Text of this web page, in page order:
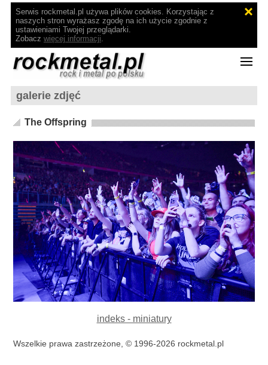
Serwis rockmetal.pl używa plików cookies. Korzystając z
naszych stron wyrażasz zgodę na ich użycie zgodnie z
ustawieniami Twojej przeglądarki.
Zobacz więcej informacji.
galerie zdjęć
The Offspring
indeks - miniatury
Wszelkie prawa zastrzeżone, © 1996-2026 rockmetal.pl